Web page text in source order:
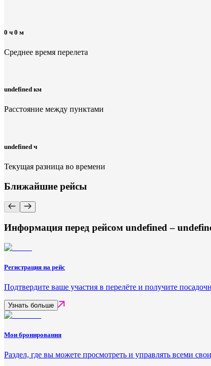
0 ч 0 м
Среднее время перелета
undefined км
Расстояние между пунктами
undefined ч
Текущая разница во времени
Ближайшие рейсы
Информация перед рейсом undefined –
Регистрация на рейс
Подтвердите ваше участия в перелёте и получите
Узнать больше
Мои бронирования
Раздел, где вы можете просмотреть и управлять всеми